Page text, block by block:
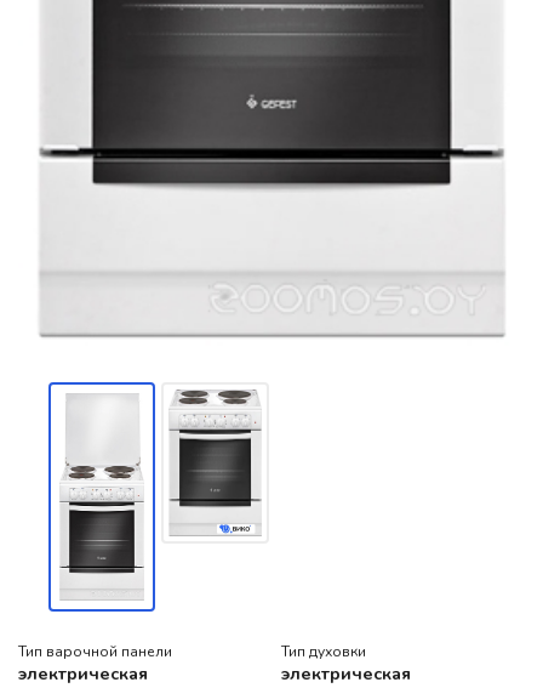
Тип варочной панели
электрическая
Тип духовки
электрическая